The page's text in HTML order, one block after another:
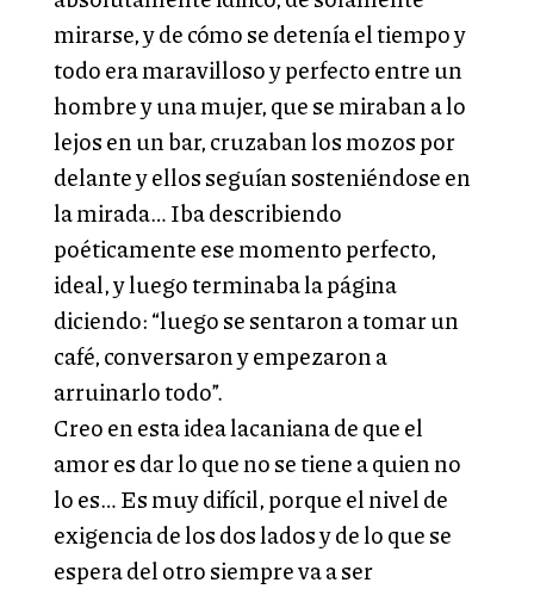
mirarse, y de cómo se detenía el tiempo y
todo era maravilloso y perfecto entre un
hombre y una mujer, que se miraban a lo
lejos en un bar, cruzaban los mozos por
delante y ellos seguían sosteniéndose en
la mirada… Iba describiendo
poéticamente ese momento perfecto,
ideal, y luego terminaba la página
diciendo: “luego se sentaron a tomar un
café, conversaron y empezaron a
arruinarlo todo”.
Creo en esta idea lacaniana de que el
amor es dar lo que no se tiene a quien no
lo es… Es muy difícil, porque el nivel de
exigencia de los dos lados y de lo que se
espera del otro siempre va a ser